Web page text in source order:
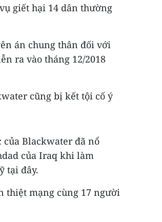
giết hại 14 dân thường
án chung thân đối với
ra vào tháng 12/2018
cũng bị kết tội cố ý
của Blackwater đã nổ
của Iraq khi làm
tại đây.
thiệt mạng cùng 17 người